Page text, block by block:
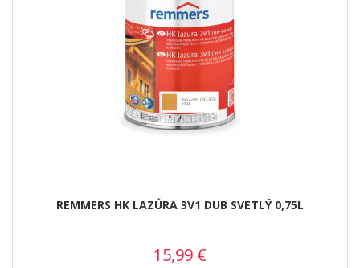
REMMERS HK LAZÚRA 3V1 DUB SVETLÝ 0,75L
15,99 €